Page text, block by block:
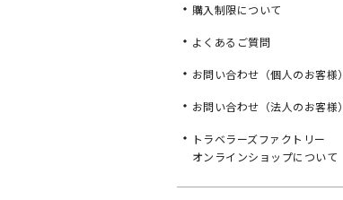
購入制限について
よくあるご質問
お問い合わせ（個人のお客様）
お問い合わせ（法人のお客様）
トラベラーズファクトリー
オンラインショップについて